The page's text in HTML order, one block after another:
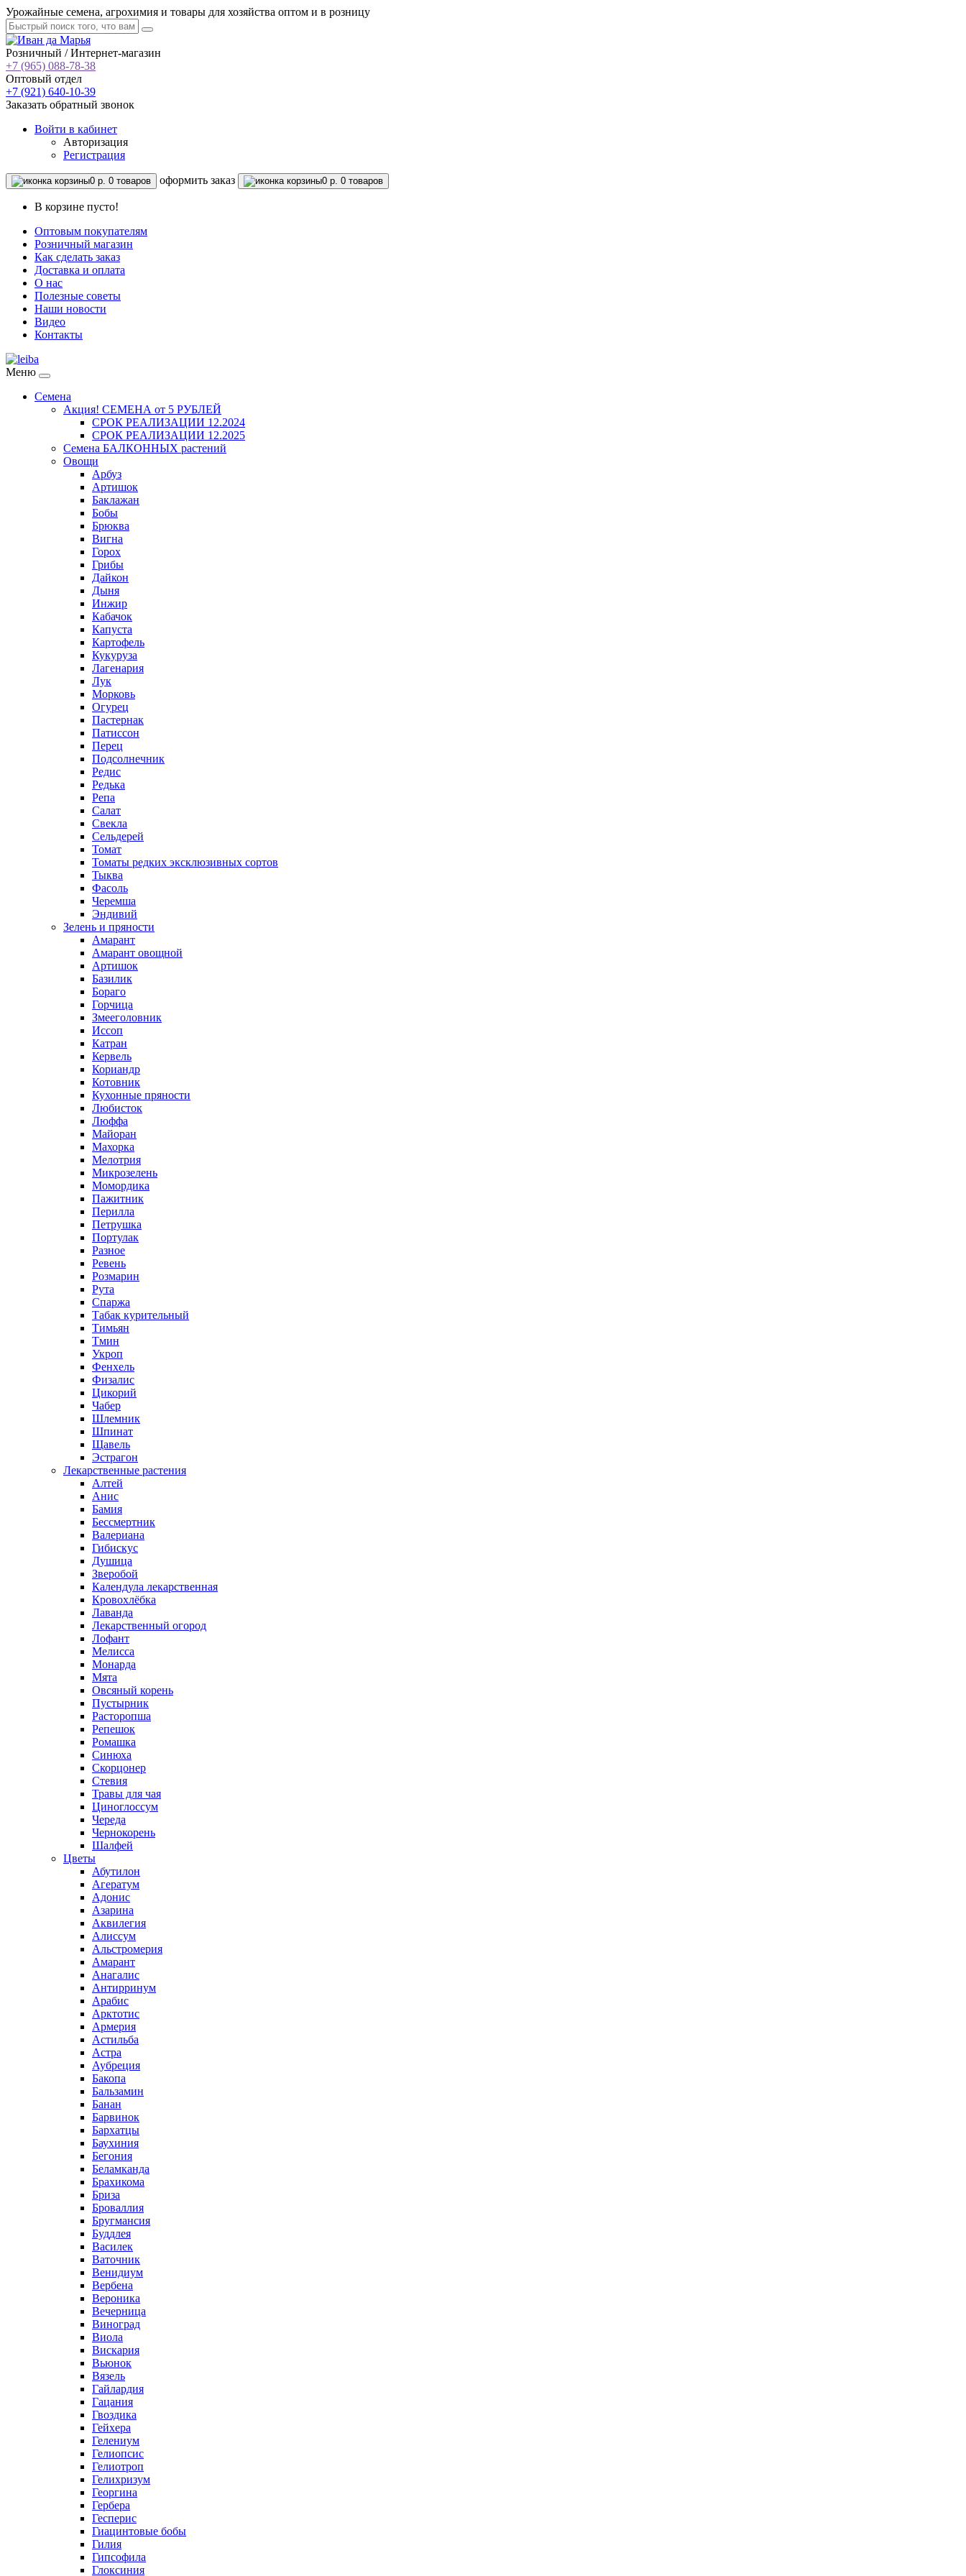
Урожайные семена, агрохимия и товары для хозяйства оптом и в розницу
Розничный / Интернет-магазин
+7 (965) 088-78-38
Оптовый отдел
+7 (921) 640-10-39
Заказать обратный звонок
Войти в кабинет
Авторизация
Регистрация
0 р. 0 товаров oформить заказ 0 р. 0 товаров
В корзине пусто!
Оптовым покупателям
Розничный магазин
Как сделать заказ
Доставка и оплата
О нас
Полезные советы
Наши новости
Видео
Контакты
Меню
Семена
Акция! СЕМЕНА от 5 РУБЛЕЙ
СРОК РЕАЛИЗАЦИИ 12.2024
СРОК РЕАЛИЗАЦИИ 12.2025
Семена БАЛКОННЫХ растений
Овощи
Арбуз
Артишок
Баклажан
Бобы
Брюква
Вигна
Горох
Грибы
Дайкон
Дыня
Инжир
Кабачок
Капуста
Картофель
Кукуруза
Лагенария
Лук
Морковь
Огурец
Пастернак
Патиссон
Перец
Подсолнечник
Редис
Редька
Репа
Салат
Свекла
Сельдерей
Томат
Томаты редких эксклюзивных сортов
Тыква
Фасоль
Черемша
Эндивий
Зелень и пряности
Амарант
Амарант овощной
Артишок
Базилик
Бораго
Горчица
Змееголовник
Иссоп
Катран
Кервель
Кориандр
Котовник
Кухонные пряности
Любисток
Люффа
Майоран
Махорка
Мелотрия
Микрозелень
Момордика
Пажитник
Перилла
Петрушка
Портулак
Разное
Ревень
Розмарин
Рута
Спаржа
Табак курительный
Тимьян
Тмин
Укроп
Фенхель
Физалис
Цикорий
Чабер
Шлемник
Шпинат
Щавель
Эстрагон
Лекарственные растения
Алтей
Анис
Бамия
Бессмертник
Валериана
Гибискус
Душица
Зверобой
Календула лекарственная
Кровохлёбка
Лаванда
Лекарственный огород
Лофант
Мелисса
Монарда
Мята
Овсяный корень
Пустырник
Расторопша
Репешок
Ромашка
Синюха
Скорцонер
Стевия
Травы для чая
Циноглоссум
Череда
Чернокорень
Шалфей
Цветы
Абутилон
Агератум
Адонис
Азарина
Аквилегия
Алиссум
Альстромерия
Амарант
Анагалис
Антирринум
Арабис
Арктотис
Армерия
Астильба
Астра
Аубреция
Бакопа
Бальзамин
Банан
Барвинок
Бархатцы
Баухиния
Бегония
Беламканда
Брахикома
Бриза
Броваллия
Бругмансия
Буддлея
Василек
Ваточник
Венидиум
Вербена
Вероника
Вечерница
Виноград
Виола
Вискария
Вьюнок
Вязель
Гайлардия
Гацания
Гвоздика
Гейхера
Гелениум
Гелиопсис
Гелиотроп
Гелихризум
Георгина
Гербера
Гесперис
Гиацинтовые бобы
Гилия
Гипсофила
Глоксиния